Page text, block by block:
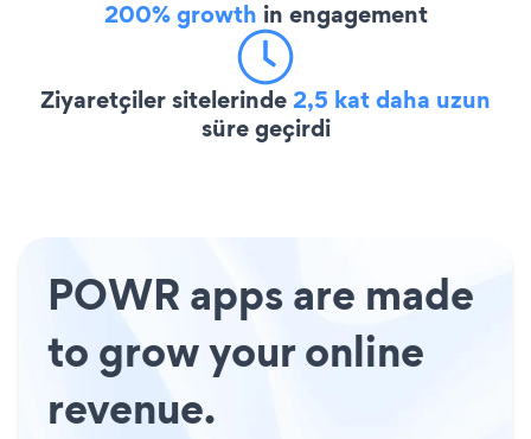
200% growth in engagement
Ziyaretçiler sitelerinde2,5 kat daha uzun
süre geçirdi
POWR apps are made
to grow your online
revenue.